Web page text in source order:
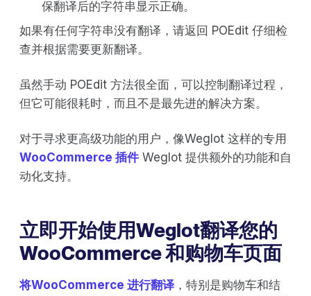
保翻译后的字符串显示正确。
如果有任何字符串没有翻译，请返回 POEdit 仔细检
查并根据需要更新翻译。
虽然手动 POEdit 方法很全面，可以控制翻译过程，
但它可能很耗时，而且不是最先进的解决方案。
对于寻求更高级功能的用户，像Weglot 这样的专用
WooCommerce 插件 Weglot 提供额外的功能和自
动化支持。
立即开始使用Weglot翻译您的
WooCommerce 和购物车页面
将WooCommerce 进行翻译 ，特别是购物车和结